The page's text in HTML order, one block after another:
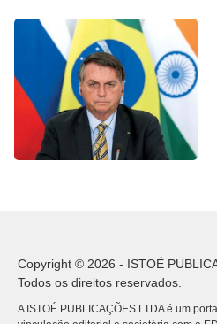
Copyright © 2026 - ISTOÉ
Todos os direitos reservados.
A ISTOÉ PUBLICAÇÕES LTDA é um